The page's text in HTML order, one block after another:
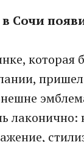
Сочи